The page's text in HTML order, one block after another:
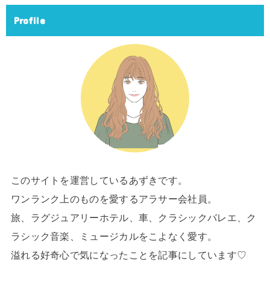
Profile
このサイトを運営しているあずきです。
ワンランク上のものを愛するアラサー会社員。
旅、ラグジュアリーホテル、車、クラシックバレエ、ク
ラシック音楽、ミュージカルをこよなく愛す。
溢れる好奇心で気になったことを記事にしています♡